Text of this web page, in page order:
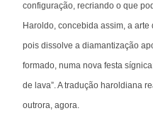
configuração, recriando o que
Haroldo, concebida assim, a
pois dissolve a diamantização
formado, numa nova festa
de lava”. A tradução haroldiana
outrora, agora.